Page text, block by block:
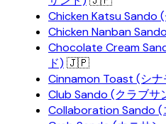
Chicken Katsu Sando
Chicken Nanban
Chocolate Cream
ド) 🇯🇵
Cinnamon Toast (シ
Club Sando (クラブサ
Collaboration Sando (